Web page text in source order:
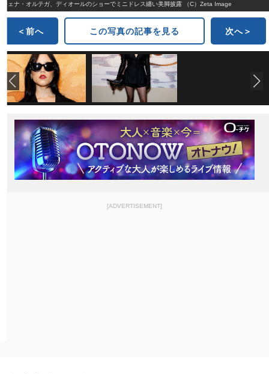
ジェナ・オルテガ、ディオールのショーでミニドレス纏い美脚披露 （C）Zeta Image
＜前へ この写真の記事を見る 次へ＞
[ADVERTISEMENT]